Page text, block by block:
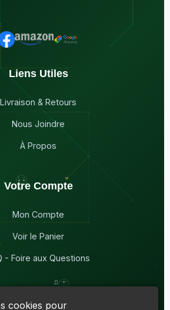
Liens Utiles
Livraison & Retours
Nous Joindre
À Propos
Votre Compte
Mon Compte
Voir le Panier
- Foire aux Questions
cookies pour